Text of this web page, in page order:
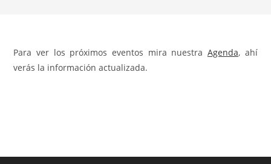
Para ver los próximos eventos mira nuestra Agenda, ahí
verás la información actualizada.